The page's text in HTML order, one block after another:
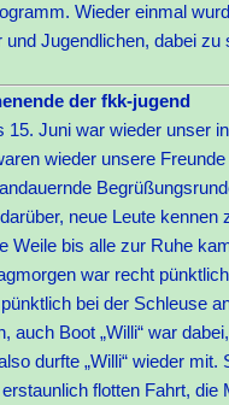
Wieder einmal
und Jugendlichen, dabei
der fkk-jugend
15. Juni war wieder unser
wieder unsere
neue Leute
Weile bis alle zur Ruhe
war recht
bei der Schleuse
auch Boot „Willi“ war
durfte „Willi“ wieder
flotten Fahrt,